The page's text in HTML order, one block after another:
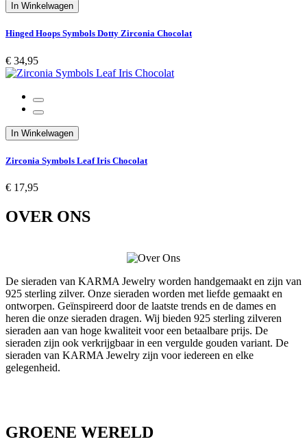
In Winkelwagen
Hinged Hoops Symbols Dotty Zirconia Chocolat
€ 34,95
In Winkelwagen
Zirconia Symbols Leaf Iris Chocolat
€ 17,95
OVER ONS
De sieraden van KARMA Jewelry worden handgemaakt en zijn van
925 sterling zilver. Onze sieraden worden met liefde gemaakt en
ontworpen. Geïnspireerd door de laatste trends en de dames en
heren die onze sieraden dragen. Wij bieden 925 sterling zilveren
sieraden aan van hoge kwaliteit voor een betaalbare prijs. De
sieraden zijn ook verkrijgbaar in een vergulde gouden variant. De
sieraden van KARMA Jewelry zijn voor iedereen en elke
gelegenheid.
GROENE WERELD